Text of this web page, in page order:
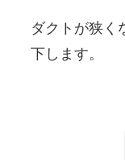
ダクトが狭く
下します。